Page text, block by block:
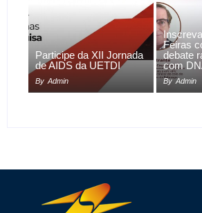
Participe da XII Jornada
de AIDS da UETDI
By Admin
Feiras
debate
com
By Admin